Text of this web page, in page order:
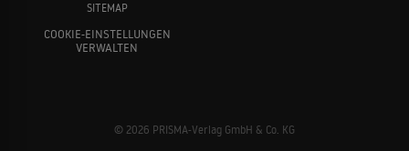
SITEMAP
COOKIE-EINSTELLUNGEN
VERWALTEN
© 2026 PRISMA-Verlag GmbH & Co. KG